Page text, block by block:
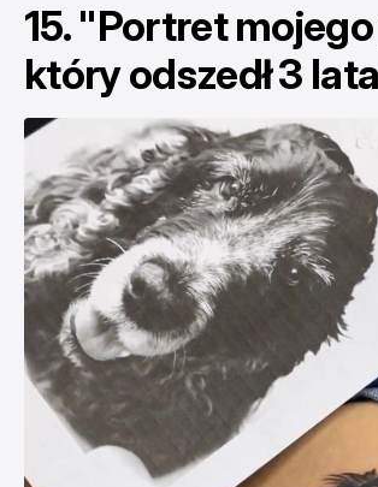
15. "Portret
który odszedł 3